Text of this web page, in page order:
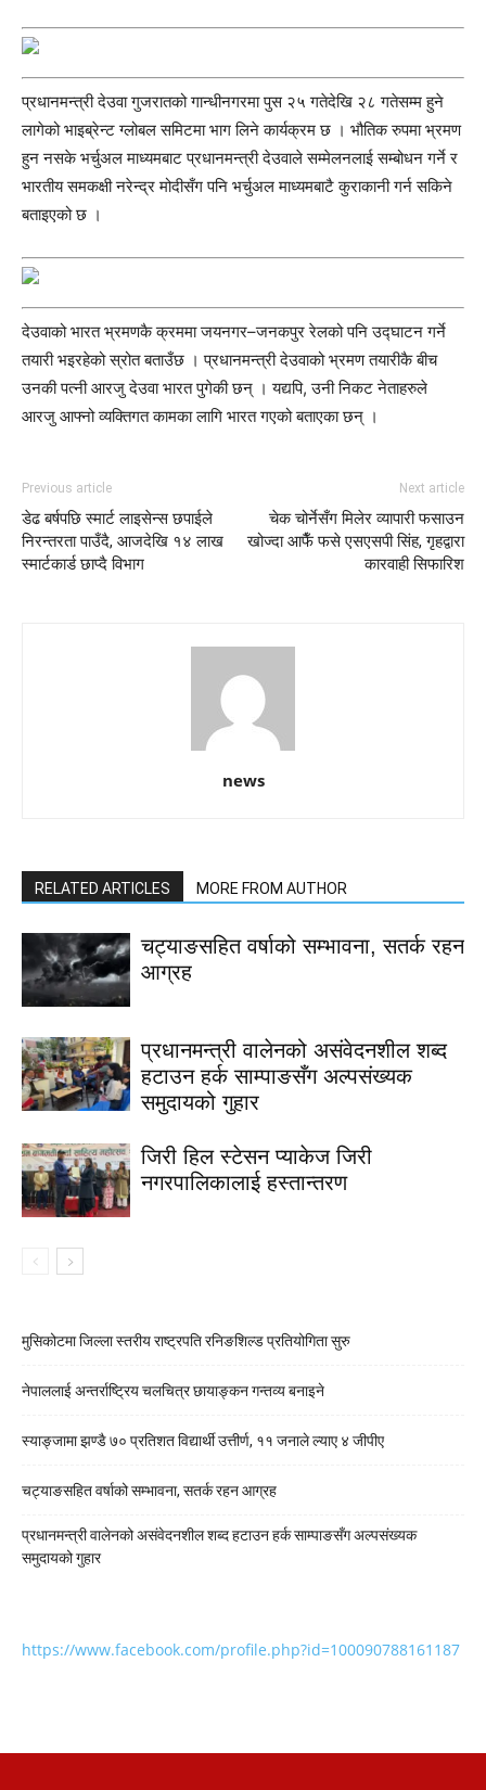
प्रधानमन्त्री देउवा गुजरातको गान्धीनगरमा पुस २५ गतेदेखि २८ गतेसम्म हुने
लागेको भाइब्रेन्ट ग्लोबल समिटमा भाग लिने कार्यक्रम छ । भौतिक रुपमा भ्रमण
हुन नसके भर्चुअल माध्यमबाट प्रधानमन्त्री देउवाले सम्मेलनलाई सम्बोधन गर्ने र
भारतीय समकक्षी नरेन्द्र मोदीसँग पनि भर्चुअल माध्यमबाटै कुराकानी गर्न सकिने
बताइएको छ ।
देउवाको भारत भ्रमणकै क्रममा जयनगर–जनकपुर रेलको पनि उद्घाटन गर्ने
तयारी भइरहेको स्रोत बताउँछ । प्रधानमन्त्री देउवाको भ्रमण तयारीकै बीच
उनकी पत्नी आरजु देउवा भारत पुगेकी छन् । यद्यपि, उनी निकट नेताहरुले
आरजु आफ्नो व्यक्तिगत कामका लागि भारत गएको बताएका छन् ।
Previous article
डेढ बर्षपछि स्मार्ट लाइसेन्स छपाईले
निरन्तरता पाउँदै, आजदेखि १४ लाख
स्मार्टकार्ड छाप्दै विभाग
Next article
चेक चोर्नेसँग मिलेर व्यापारी फसाउन
खोज्दा आफैँ फसे एसएसपी सिंह, गृहद्वारा
कारवाही सिफारिश
news
RELATED ARTICLES MORE FROM AUTHOR
चट्याङसहित वर्षाको सम्भावना, सतर्क रहन
आग्रह
प्रधानमन्त्री वालेनको असंवेदनशील शब्द
हटाउन हर्क साम्पाङसँग अल्पसंख्यक
समुदायको गुहार
जिरी हिल स्टेसन प्याकेज जिरी
नगरपालिकालाई हस्तान्तरण
मुसिकोटमा जिल्ला स्तरीय राष्ट्रपति रनिङशिल्ड प्रतियोगिता सुरु
नेपाललाई अन्तर्राष्ट्रिय चलचित्र छायाङ्कन गन्तव्य बनाइने
स्याङ्जामा झण्डै ७० प्रतिशत विद्यार्थी उत्तीर्ण, ११ जनाले ल्याए ४ जीपीए
चट्याङसहित वर्षाको सम्भावना, सतर्क रहन आग्रह
प्रधानमन्त्री वालेनको असंवेदनशील शब्द हटाउन हर्क साम्पाङसँग अल्पसंख्यक
समुदायको गुहार
https://www.facebook.com/profile.php?id=100090788161187